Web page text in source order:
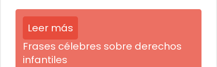
Leer más
Frases célebres sobre derechos
infantiles